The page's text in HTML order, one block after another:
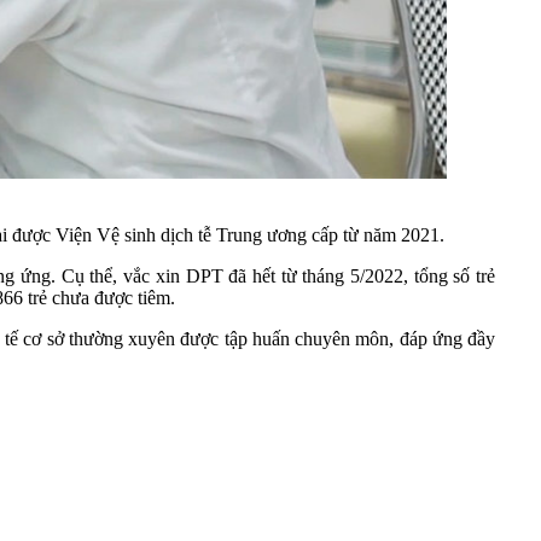
được Viện Vệ sinh dịch tễ Trung ương cấp từ năm 2021.
ứng. Cụ thể, vắc xin DPT đã hết từ tháng 5/2022, tổng số trẻ
trẻ chưa được tiêm.
cơ sở thường xuyên được tập huấn chuyên môn, đáp ứng đầy